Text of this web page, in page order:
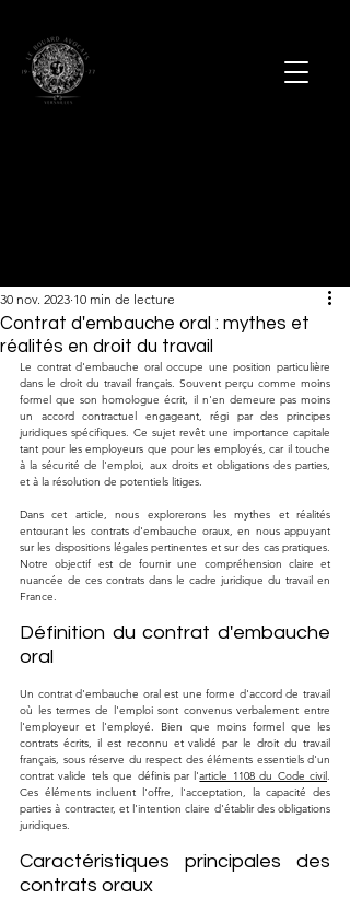
Contrat d'embauche oral : mythes et
réalités en droit du travail
30 nov. 2023 10 min de lecture
Le contrat d'embauche oral occupe une position particulière
dans le droit du travail français. Souvent perçu comme moins
formel que son homologue écrit, il n'en demeure pas moins
un accord contractuel engageant, régi par des principes
juridiques spécifiques. Ce sujet revêt une importance capitale
tant pour les employeurs que pour les employés, car il touche
à la sécurité de l'emploi, aux droits et obligations des parties,
et à la résolution de potentiels litiges.
Dans cet article, nous explorerons les mythes et réalités
entourant les contrats d'embauche oraux, en nous appuyant
sur les dispositions légales pertinentes et sur des cas pratiques.
Notre objectif est de fournir une compréhension claire et
nuancée de ces contrats dans le cadre juridique du travail en
France.
Définition du contrat d'embauche
oral
Un contrat d'embauche oral est une forme d'accord de travail
où les termes de l'emploi sont convenus verbalement entre
l'employeur et l'employé. Bien que moins formel que les
contrats écrits, il est reconnu et validé par le droit du travail
français, sous réserve du respect des éléments essentiels d'un
contrat valide tels que définis par l'article 1108 du Code civil.
Ces éléments incluent l'offre, l'acceptation, la capacité des
parties à contracter, et l'intention claire d'établir des obligations
juridiques.
Caractéristiques principales des
contrats oraux